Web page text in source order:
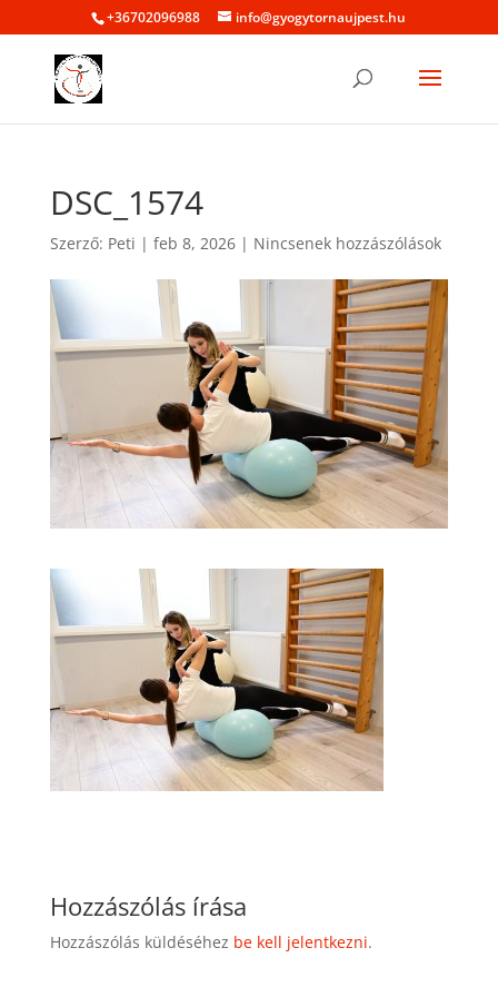
+36702096988 info@gyogytornaujpest.hu
DSC_1574
Szerző: Peti | feb 8, 2026| Nincsenek hozzászólások
Hozzászólás írása
Hozzászólás küldéséhez be kell jelentkezni.